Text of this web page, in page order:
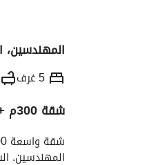
المهندسين،
5 غرف
شقة 300م + جراج - فيو مفتوح على جامعة الدول - المهندسين - شارع دجلة
المهندسين.